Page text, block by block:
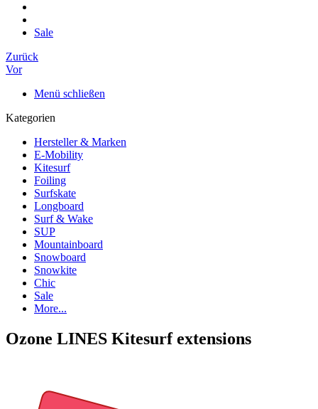
Sale
Zurück
Vor
Menü schließen
Kategorien
Hersteller & Marken
E-Mobility
Kitesurf
Foiling
Surfskate
Longboard
Surf & Wake
SUP
Mountainboard
Snowboard
Snowkite
Chic
Sale
More...
Ozone LINES Kitesurf extensions